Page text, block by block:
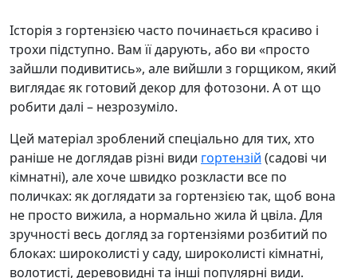
Історія з гортензією часто починається красиво і
трохи підступно. Вам її дарують, або ви «просто
зайшли подивитись», але вийшли з горщиком, який
виглядає як готовий декор для фотозони. А от що
робити далі – незрозуміло.
Цей матеріал зроблений спеціально для тих, хто
раніше не доглядав різні види гортензій (садові чи
кімнатні), але хоче швидко розкласти все по
поличках: як доглядати за гортензією так, щоб вона
не просто вижила, а нормально жила й цвіла. Для
зручності весь догляд за гортензіями розбитий по
блоках: широколисті у саду, широколисті кімнатні,
волотисті, деревовидні та інші популярні види.